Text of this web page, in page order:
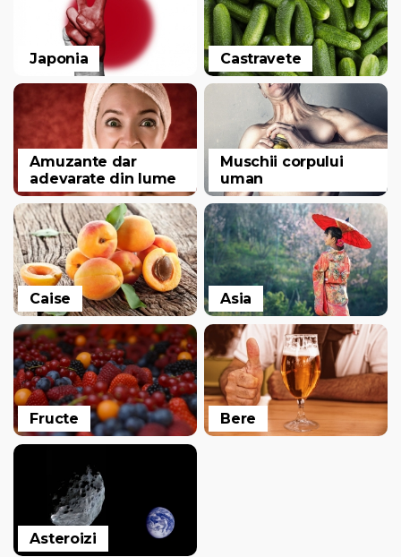
Japonia Castravete
Amuzante dar
adevarate din lume
Muschii corpului
uman
Caise Asia
Fructe Bere
Asteroizi